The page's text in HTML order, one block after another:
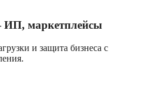
ИП, маркетплейсы
и защита бизнеса с